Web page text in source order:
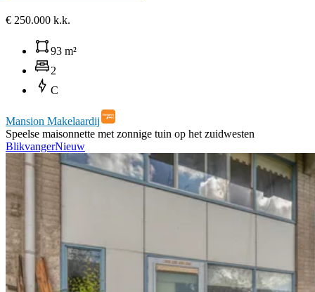
€ 250.000 k.k.
93 m²
2
C
Mansion Makelaardij
Speelse maisonnette met zonnige tuin op het zuidwesten
BlikvangerNieuw